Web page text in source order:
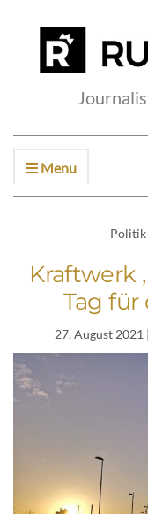
Menu
Politik
Kraftwerk
Tag für
27. August 2021